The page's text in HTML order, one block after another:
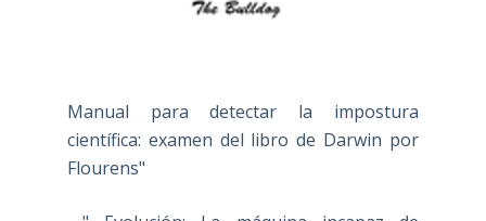
Manual para detectar la impostura
científica: examen del libro de Darwin por
Flourens"